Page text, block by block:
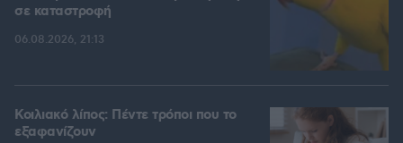
σε καταστροφή
06.08.2026, 21:13
Κοιλιακό λίπος: Πέντε τρόποι που το
εξαφανίζουν